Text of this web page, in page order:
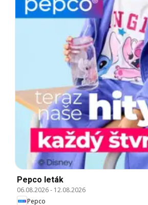
Pepco leták
06.08.2026- 12.08.2026
Pepco